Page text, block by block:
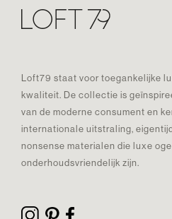
Loft79 staat voor toegankelijke
kwaliteit. De collectie is
van de moderne consument en
internationale uitstraling,
nonsense materialen die luxe
onderhoudsvriendelijk zijn.